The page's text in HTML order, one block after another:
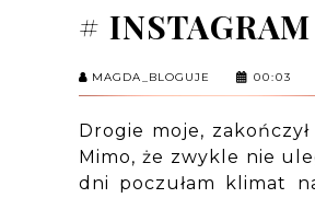
#
MAGDA_BLOGUJE 00:03
Drogie moje,
Mimo, że zwykle nie
dni poczułam klimat